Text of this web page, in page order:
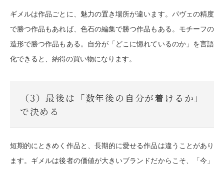
ギメルは作品ごとに、魅力の置き場所が違います。パヴェの精度
で勝つ作品もあれば、色石の編集で勝つ作品もある。モチーフの
造形で勝つ作品もある。自分が「どこに惚れているのか」を言語
化できると、納得の買い物になります。
（3）最後は「数年後の自分が着けるか」
で決める
短期的にときめく作品と、長期的に愛せる作品は違うことがあり
ます。ギメルは後者の価値が大きいブランドだからこそ、「今」